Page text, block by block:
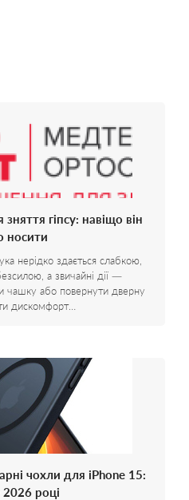
гіпсу: навіщо він
носити
нерідко здається слабкою,
а звичайні дії —
чашку або повернути дверну
дискомфорт…
чохли для iPhone 15:
році